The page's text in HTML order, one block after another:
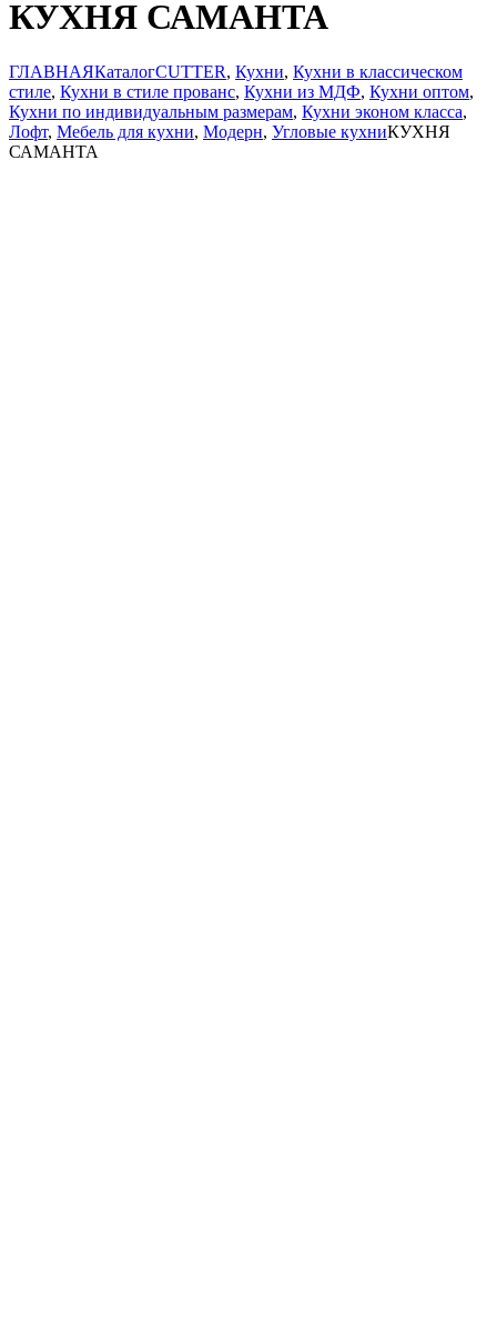
КУХНЯ САМАНТА
ГЛАВНАЯКаталогCUTTER, Кухни, Кухни в классическом
стиле, Кухни в стиле прованс, Кухни из МДФ, Кухни оптом,
Кухни по индивидуальным размерам, Кухни эконом класса,
Лофт, Мебель для кухни, Модерн, Угловые кухниКУХНЯ
САМАНТА